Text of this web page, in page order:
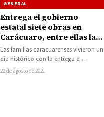
GENERAL
Entrega el gobierno
estatal siete obras en
Carácuaro, entre ellas la
modernización de la plaza
principal y el palacio
municipal
Las familias caracuarenses vivieron un
día histórico con la entrega e
inauguración de siete obras que
22 de agosto de 2021